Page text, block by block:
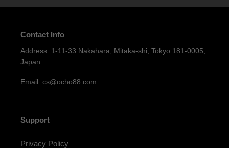
Contact Info
Address: 1-11-33 Nakahara, Mitaka-shi, Tokyo 181-0005,
Japan
Email: cs@ocho88.com
Support
Privacy Policy